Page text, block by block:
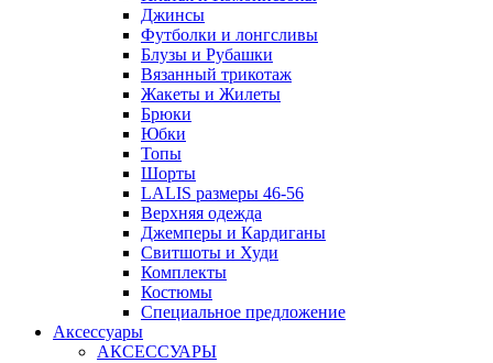
Джинсы
Футболки и лонгсливы
Блузы и Рубашки
Вязанный трикотаж
Жакеты и Жилеты
Брюки
Юбки
Топы
Шорты
LALIS размеры 46-56
Верхняя одежда
Джемперы и Кардиганы
Свитшоты и Худи
Комплекты
Костюмы
Специальное предложение
Аксессуары
АКСЕССУАРЫ